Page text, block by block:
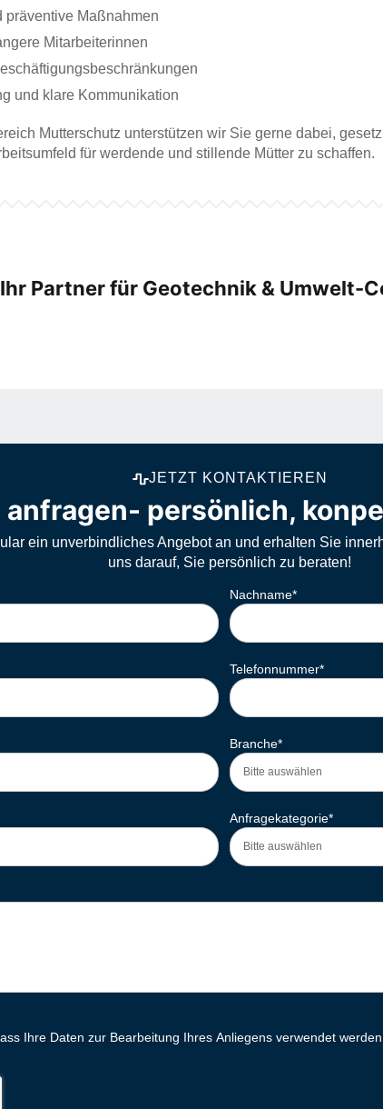
präventive Maßnahmen
Mitarbeiterinnen
und klare Kommunikation
Mutterschutz unterstützen wir Sie gerne dabei,
für werdende und stillende Mütter zu schaffen.
Partner für Geotechnik & Umwelt-
JETZT KONTAKTIEREN
persönlich,
ein unverbindliches Angebot an und erhalten Sie
uns darauf, Sie persönlich zu beraten!
Nachname*
Telefonnummer*
Branche*
Anfragekategorie*
Ihre Daten zur Bearbeitung Ihres Anliegens verwendet